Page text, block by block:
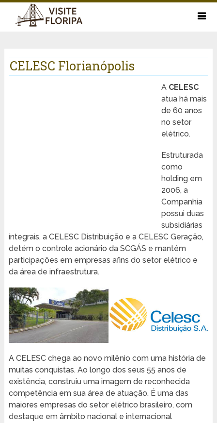
CELESC Florianópolis
A CELESC
atua há mais
de 60 anos
no setor
elétrico.
Estruturada
como
holding em
2006, a
Companhia
possui duas
subsidiárias
integrais, a CELESC Distribuição e a CELESC Geração,
detém o controle acionário da SCGÁS e mantém
participações em empresas afins do setor elétrico e
da área de infraestrutura.
A CELESC chega ao novo milênio com uma história de
muitas conquistas. Ao longo dos seus 55 anos de
existência, construiu uma imagem de reconhecida
competência em sua área de atuação. É uma das
maiores empresas do setor elétrico brasileiro, com
destaque em âmbito nacional e internacional